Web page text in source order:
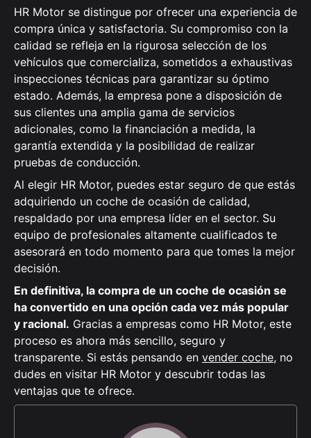
HR Motor se distingue por ofrecer una experiencia de
compra única y satisfactoria. Su compromiso con la
calidad se refleja en la rigurosa selección de los
vehículos que comercializa, sometidos a exhaustivas
inspecciones técnicas para garantizar su óptimo
estado. Además, la empresa pone a disposición de
sus clientes una amplia gama de servicios
adicionales, como la financiación a medida, la
garantía extendida y la posibilidad de realizar
pruebas de conducción.
Al elegir HR Motor, puedes estar seguro de que estás
adquiriendo un coche de ocasión de calidad,
respaldado por una empresa líder en el sector. Su
equipo de profesionales altamente cualificados te
asesorará en todo momento para que tomes la mejor
decisión.
En definitiva, la compra de un coche de ocasión se
ha convertido en una opción cada vez más popular
y racional. Gracias a empresas como HR Motor, este
proceso es ahora más sencillo, seguro y
transparente. Si estás pensando en vender coche, no
dudes en visitar HR Motor y descubrir todas las
ventajas que te ofrece.